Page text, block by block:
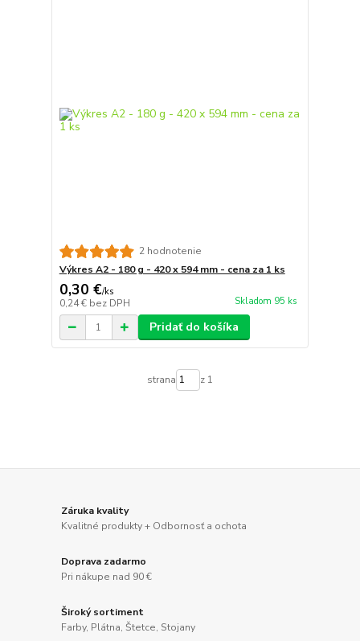
2 hodnotenie
Výkres A2 - 180 g - 420 x 594 mm - cena za 1 ks
0,30 €/ks
0,24 € bez DPH Skladom 95 ks
Pridať do košíka
strana z 1
Záruka kvality
Kvalitné produkty + Odbornosť a ochota
Doprava zadarmo
Pri nákupe nad 90 €
Široký sortiment
Farby, Plátna, Štetce, Stojany